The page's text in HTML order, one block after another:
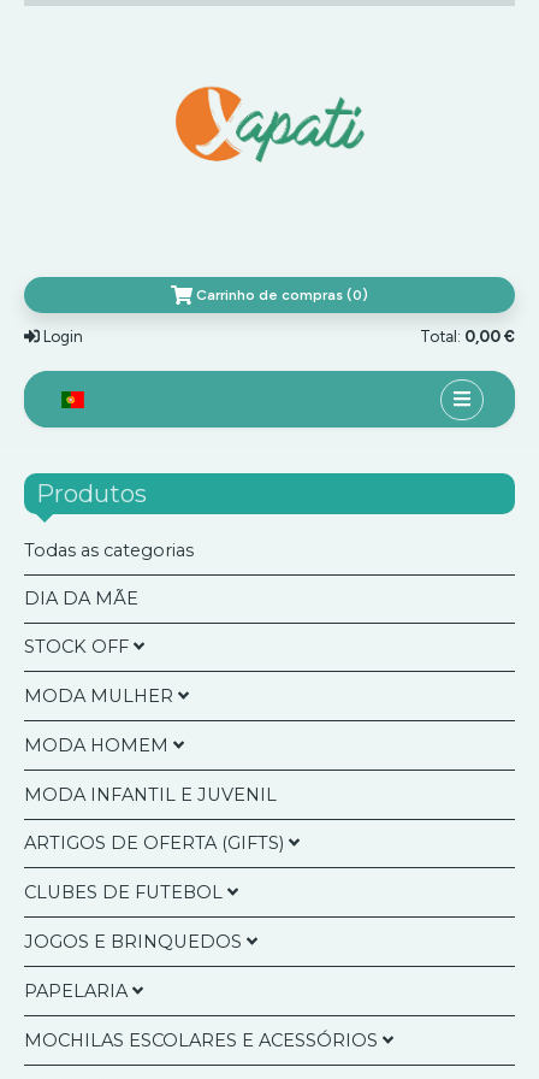
Carrinho de compras (0)
Login Total: 0,00 €
TOP MARCAS
PONTOS E RECOMPENSAS
SOBRE NÓS
CONTACTOS
Pesquisar
Produtos
Todas as categorias
DIA DA MÃE
STOCK OFF
Agendas Anuais
Artigos Presentes
Calendários
Tecnologia
MODA MULHER
Bolsas Multiusos
Bolsa a Tiracolo/Pasta Documentos
Carteiras e Porta Moedas
Malas de Ombro
Malas a Tiracolo
MODA HOMEM
Bolsas a Tiracolo / Mochila
Carteiras
Porta-Cartões
MODA INFANTIL E JUVENIL
ARTIGOS DE OFERTA (GIFTS)
Canecas e Chávenas
Meias
Livros de Colorir
Garrafas e Copos Térmicos
CLUBES DE FUTEBOL
SLB - Benfica
FCP - Porto
SCP - Sporting
JOGOS E BRINQUEDOS
Lego
Jogos Diversos
PAPELARIA
KIT´S ESCOLARES
MOCHILAS ESCOLARES E ACESSÓRIOS